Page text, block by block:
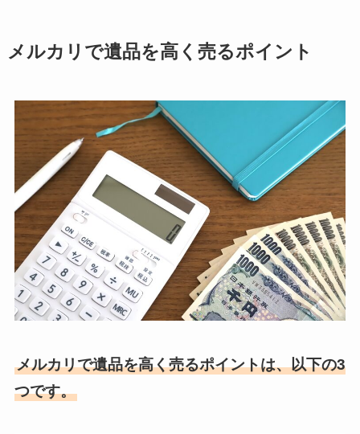
メルカリで遺品を高く売るポイント
メルカリで遺品を高く売るポイントは、以下の3
つです。